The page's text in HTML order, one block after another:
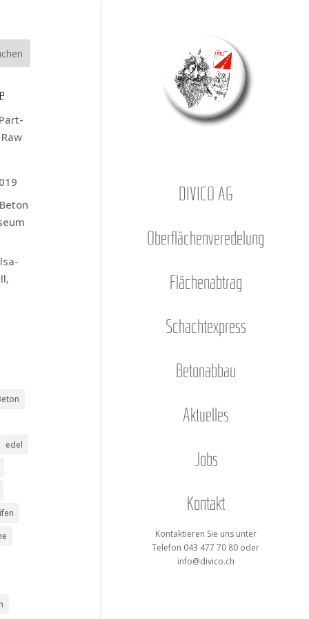
DIVICO AG
Ober­flä­chen­ver­ede­lung
Flä­chen­ab­trag
Schacht­ex­press
Beton­ab­bau
Aktu­el­les
Jobs
Kon­takt
Kon­tak­tie­ren Sie uns unter
Tele­fon 043 477 70 80 oder
info@divico.ch
Part­
edel